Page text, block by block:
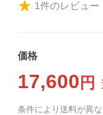
1件のレビュー
価格
17,600 円
条件により送料が異な